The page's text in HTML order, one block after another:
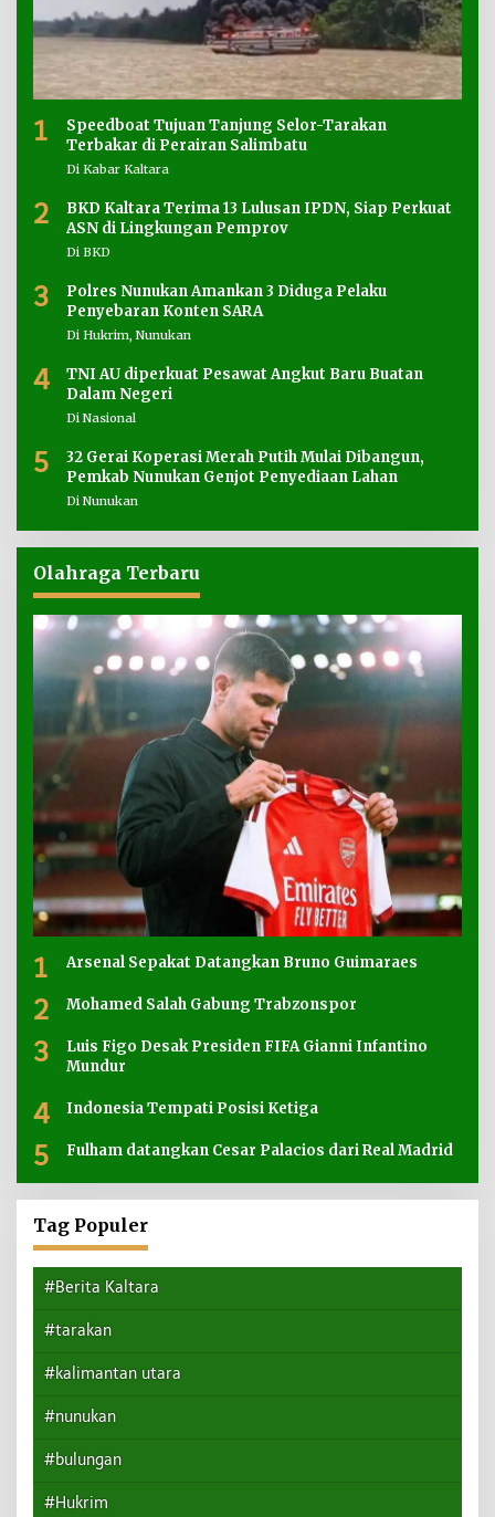
1
Speedboat Tujuan Tanjung Selor-Tarakan
Terbakar di Perairan Salimbatu
Di Kabar Kaltara
2
BKD Kaltara Terima 13 Lulusan IPDN, Siap Perkuat
ASN di Lingkungan Pemprov
Di BKD
3
Polres Nunukan Amankan 3 Diduga Pelaku
Penyebaran Konten SARA
Di Hukrim, Nunukan
4
TNI AU diperkuat Pesawat Angkut Baru Buatan
Dalam Negeri
Di Nasional
5
32 Gerai Koperasi Merah Putih Mulai Dibangun,
Pemkab Nunukan Genjot Penyediaan Lahan
Di Nunukan
Olahraga Terbaru
1 Arsenal Sepakat Datangkan Bruno Guimaraes
2 Mohamed Salah Gabung Trabzonspor
3
Luis Figo Desak Presiden FIFA Gianni Infantino
Mundur
4 Indonesia Tempati Posisi Ketiga
5 Fulham datangkan Cesar Palacios dari Real Madrid
Tag Populer
#Berita Kaltara
#tarakan
#kalimantan utara
#nunukan
#bulungan
#Hukrim